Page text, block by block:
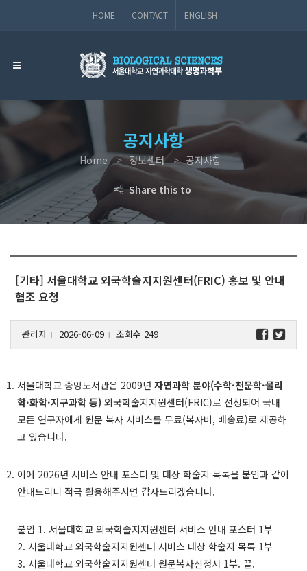
HOME CONTACT ENGLISH
공지사항
Home 정보센터 공지사항
Share this to
[기타] 서울대학교 외국학술지지원센터(FRIC) 홍보 및 안내
협조 요청
관리자 l 2026-06-09 l 조회수 249
서울대학교 중앙도서관은 2009년 자연과학 분야(수학·천문학·물리
학·화학·지구과학 등) 외국학술지지원센터(FRIC)로 선정되어 국내
모든 연구자에게 원문 복사 서비스를 무료(복사비, 배송료)로 제공하
고 있습니다.
이에 2026년 서비스 안내 포스터 및 대상 학술지 목록을 붙임과 같이
안내드리니 적극 활용해주시면 감사드리겠습니다.
붙임 1. 서울대학교 외국학술지지원센터 서비스 안내 포스터 1부
2. 서울대학교 외국학술지지원센터 서비스 대상 학술지 목록 1부
3. 서울대학교 외국학술지지원센터 원문복사신청서 1부. 끝.